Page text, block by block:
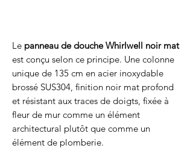
Le panneau de douche Whirlwell noir mat
est conçu selon ce principe. Une colonne
unique de 135 cm en acier inoxydable
brossé SUS304, finition noir mat profond
et résistant aux traces de doigts, fixée à
fleur de mur comme un élément
architectural plutôt que comme un
élément de plomberie.